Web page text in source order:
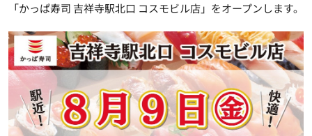
「かっぱ寿司 吉祥寺駅北口 コスモビル店」 をオープンします。